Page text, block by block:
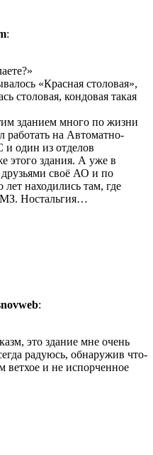
:
«Красная столовая»,
столовая, кондовая такая
зданием много по жизни
работать на Автоматно-
один из отделов
этого здания. А уже в
своё АО и по
лет находились там, где
Ностальгия…
:
это здание мне очень
радуюсь, обнаружив что-
ветхое и не испорченное